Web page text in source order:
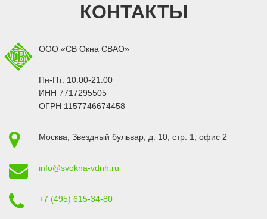
КОНТАКТЫ
ООО «СВ Окна СВАО»
Пн-Пт: 10:00-21:00
ИНН 7717295505
ОГРН 1157746674458
Москва Звездный бульвар, д. 10, стр. 1 , офис 2
info@svokna-vdnh.ru
+7 (495) 615-34-80